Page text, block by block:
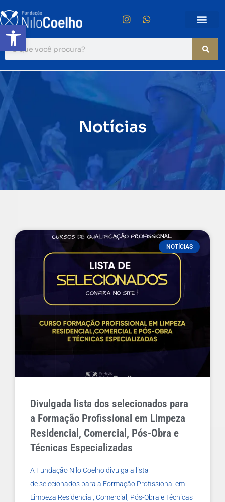
Abrir a barra de ferramentas
Notícias
NOTÍCIAS
Divulgada lista dos selecionados para
a Formação Profissional em Limpeza
Residencial, Comercial, Pós-Obra e
Técnicas Especializadas
A Fundação Nilo Coelho divulga a lista
de selecionados para a Formação Profissional em
Limpeza Residencial, Comercial, Pós-Obra e Técnicas